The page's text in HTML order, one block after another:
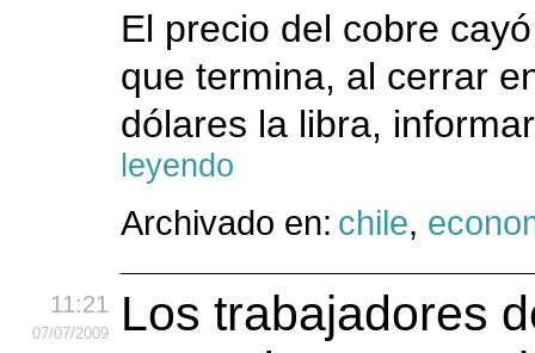
El precio del cobre
que termina, al cerrar
dólares la libra,
leyendo
Archivado en: chile,
11:21
07/07/2009
Los trabajadores